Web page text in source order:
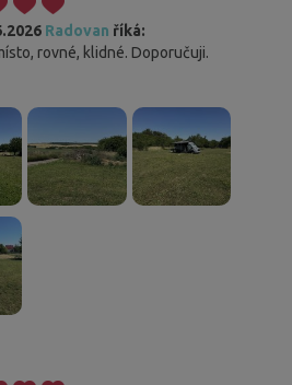
Radovan říká:
rovné, klidné. Doporučuji.